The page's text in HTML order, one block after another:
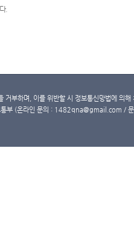
.
거부하며, 이를 위반할 시 정보통신망법에 의
부 (온라인 문의 : 1482qna@gmail.com /